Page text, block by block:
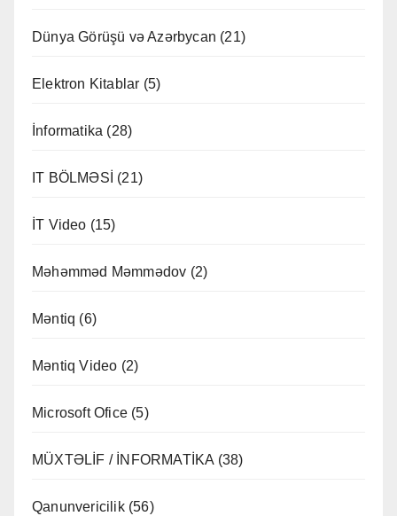
Dünya Görüşü və Azərbycan (21)
Elektron Kitablar (5)
İnformatika (28)
IT BÖLMƏSİ (21)
İT Video (15)
Məhəmməd Məmmədov (2)
Məntiq (6)
Məntiq Video (2)
Microsoft Ofice (5)
MÜXTƏLİF / İNFORMATİKA (38)
Qanunvericilik(56)